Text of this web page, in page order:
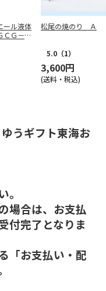
ール液体
Ｇ－１
松尾の焼のり Ａ
5.0 （1）
3,600円
(送料・税込)
うギフト東海お
。
場合は、お支払
付完了となりま
「お支払い・配